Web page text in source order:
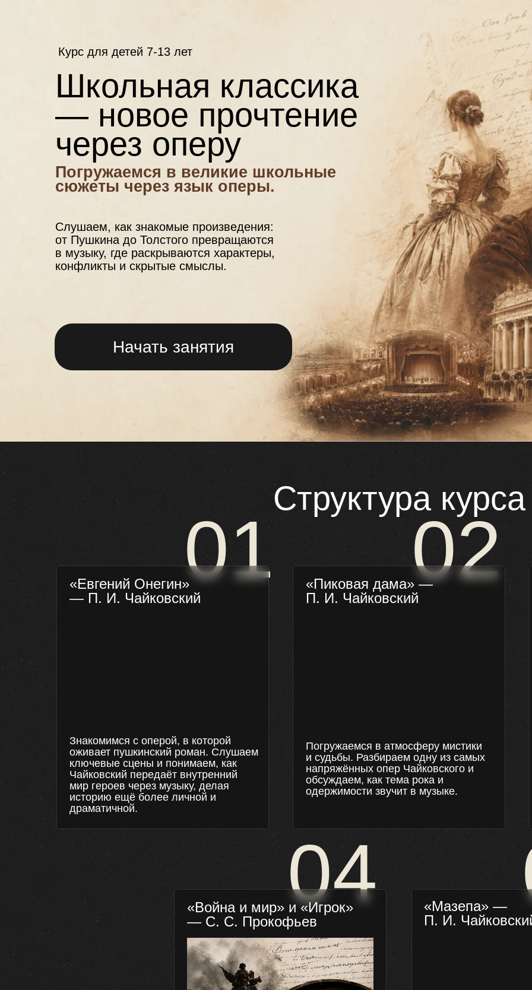
Школьная классика
— новое прочтение
через оперу
Слушаем, как знакомые произведения:
от Пушкина до Толстого превращаются
в музыку, где раскрываются характеры,
конфликты и скрытые смыслы.
Курс для детей 7-13 лет
Начать занятия
Погружаемся в великие школьные
сюжеты через язык оперы.
01 02
04
Структура курса
Знакомимся с оперой, в которой
оживает пушкинский роман. Слушаем
ключевые сцены и понимаем, как
Чайковский передаёт внутренний
мир героев через музыку, делая
историю ещё более личной и
драматичной.
Погружаемся в атмосферу мистики
и судьбы. Разбираем одну из самых
напряжённых опер Чайковского и
обсуждаем, как тема рока и
одержимости звучит в музыке.
«Евгений Онегин»
— П. И. Чайковский
«Пиковая дама» —
П. И. Чайковский
«Война и мир» и «Игрок»
— С. С. Прокофьев
«Мазепа» —
П. И.